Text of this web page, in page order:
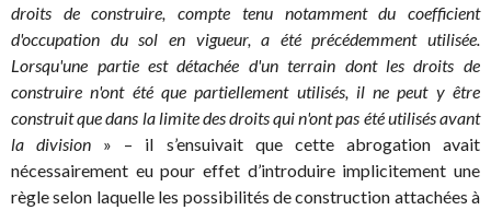
droits de construire, compte tenu notamment du coefficient
d'occupation du sol en vigueur, a été précédemment utilisée.
Lorsqu'une partie est détachée d'un terrain dont les droits de
construire n'ont été que partiellement utilisés, il ne peut y être
construit que dans la limite des droits qui n'ont pas été utilisés avant
la division » – il s’ensuivait que cette abrogation avait
nécessairement eu pour effet d’introduire implicitement une
règle selon laquelle les possibilités de construction attachées à